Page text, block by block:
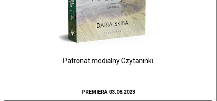
Patronat medialny Czytaninki
PREMIERA 03.08.2023